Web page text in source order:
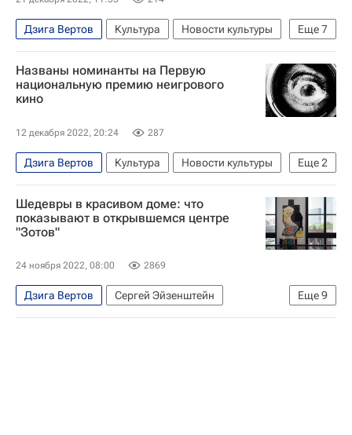
Еще7
Дзига Вертов Культура
Новости культуры
Знаменитости
что посмотреть
Гильдия неигрового кино и телевидения
Москва
Названы номинанты на Первую
национальную премию неигрового
кино
12 декабря 2022, 20:24 287
Еще2
Дзига Вертов Культура
Новости культуры
Кино
Гильдия неигрового кино и телевидения
Шедевры в красивом доме: что
показывают в открывшемся центре
"Зотов"
24 ноября 2022, 08:00 2869
Еще9
Дзига Вертов
Сергей Эйзенштейн
Велимир Хлебников
Казимир Малевич